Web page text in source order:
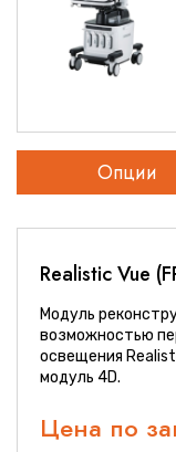
Опции
Realistic Vue
Модуль
возможностью
освещения
модуль 4D.
Цена по